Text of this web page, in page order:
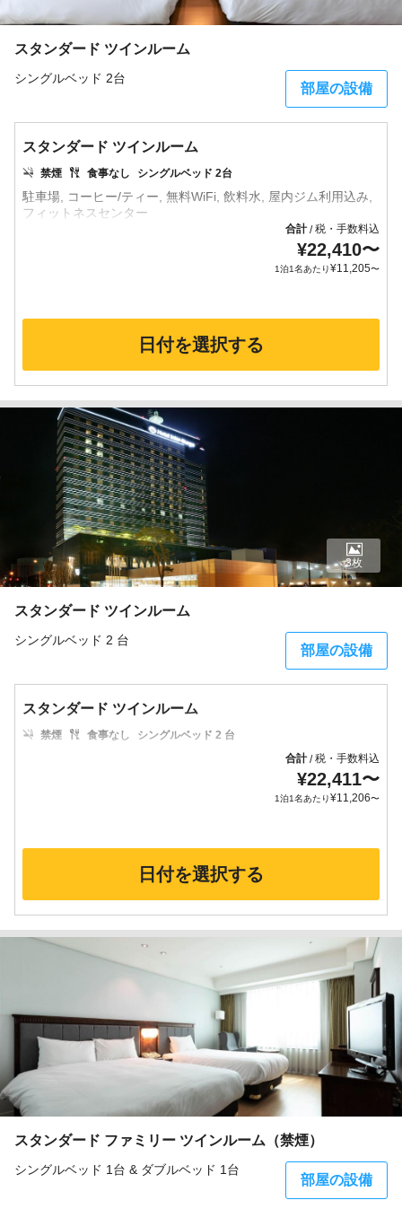
スタンダード ツインルーム
シングルベッド 2台
部屋の設備
スタンダード ツインルーム
禁煙 食事なし シングルベッド 2台
駐車場, コーヒー/ティー, 無料WiFi, 飲料水, 屋内ジム利用込み,
合計/税・手数料込
¥22,410〜
1泊1名あたり¥11,205〜
日付を選択する
スタンダード ツインルーム
シングルベッド 2 台
部屋の設備
3枚
スタンダード ツインルーム
禁煙 食事なし
シングルベッド 2 台
合計/税・手数料込
¥22,411〜
1泊1名あたり¥11,206〜
日付を選択する
スタンダード ファミリー ツインルーム（禁煙）
シングルベッド 1台 & ダブルベッド 1台
部屋の設備